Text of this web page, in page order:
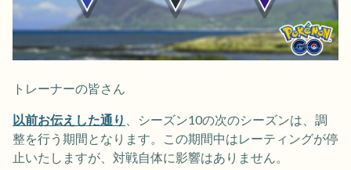
トレーナーの皆さん
以前お伝えした通り
、シーズン10の次のシーズンは、調
整を行う期間となります。この期間中はレーティングが停
止いたしますが、対戦自体に影響はありません。